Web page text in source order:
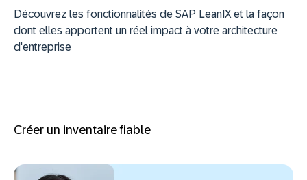
Découvrez les fonctionnalités de SAP LeanIX et la façon
dont elles apportent un réel impact à votre architecture
d'entreprise
Créer un inventaire fiable